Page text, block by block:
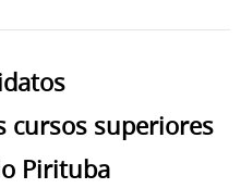
cursos superiores
Pirituba